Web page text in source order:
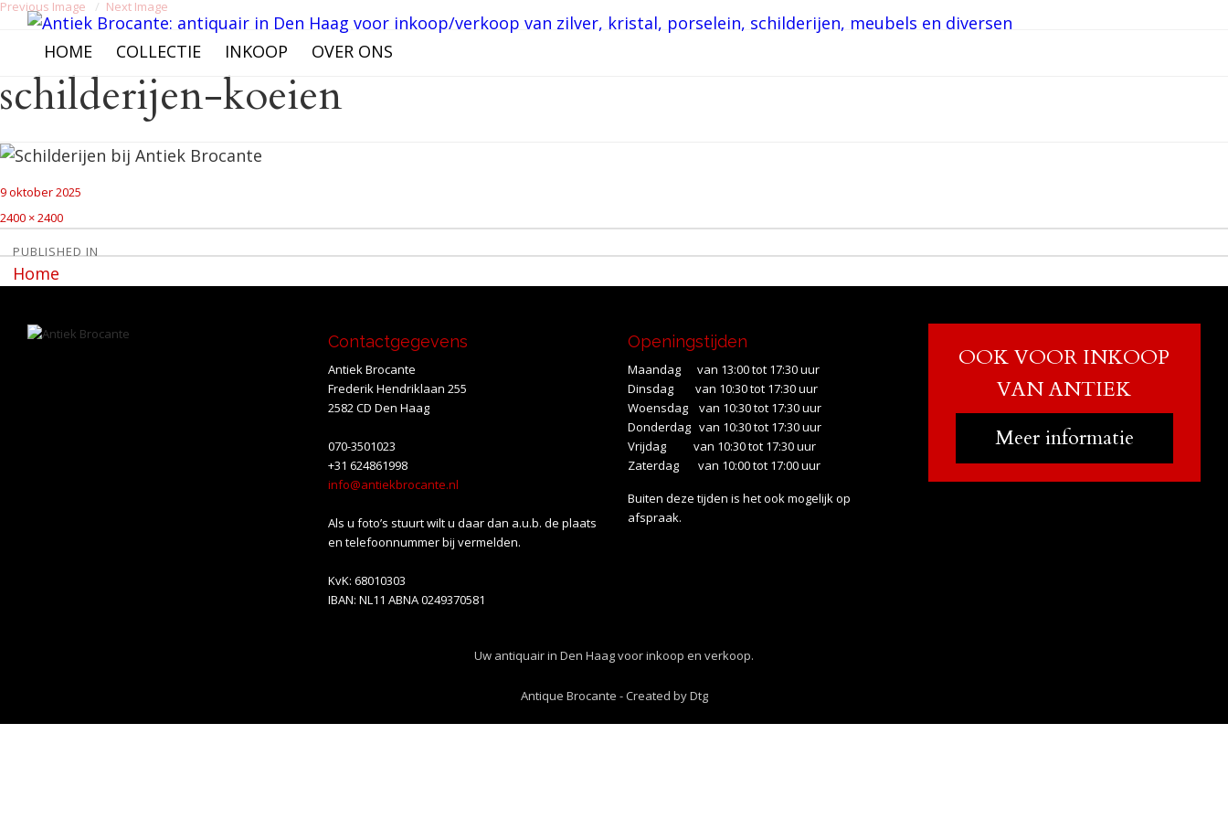
HOME COLLECTIE INKOOP OVER ONS
Previous Image Next Image
schilderijen-koeien
Posted
on
9 oktober 2025
Full
2400 × 2400
Bericht
PUBLISHED IN
Home
Contactgegevens
Antiek Brocante
Frederik Hendriklaan 255
2582 CD Den Haag
070-3501023
+31 624861998
info@antiekbrocante.nl
Als u foto’s stuurt wilt u daar dan a.u.b. de plaats
en telefoonnummer bij vermelden.
KvK: 68010303
IBAN: NL11 ABNA 0249370581
Openingstijden
Maandag van 13:00 tot 17:30 uur
Dinsdag van 10:30 tot 17:30 uur
Woensdag van 10:30 tot 17:30 uur
Donderdag van 10:30 tot 17:30 uur
Vrijdag van 10:30 tot 17:30 uur
Zaterdag van 10:00 tot 17:00 uur
Buiten deze tijden is het ook mogelijk op
afspraak.
OOK VOOR INKOOP
VAN ANTIEK
Meer informatie
Uw antiquair in Den Haag voor inkoop en verkoop.
Antique Brocante -Created by Dtg